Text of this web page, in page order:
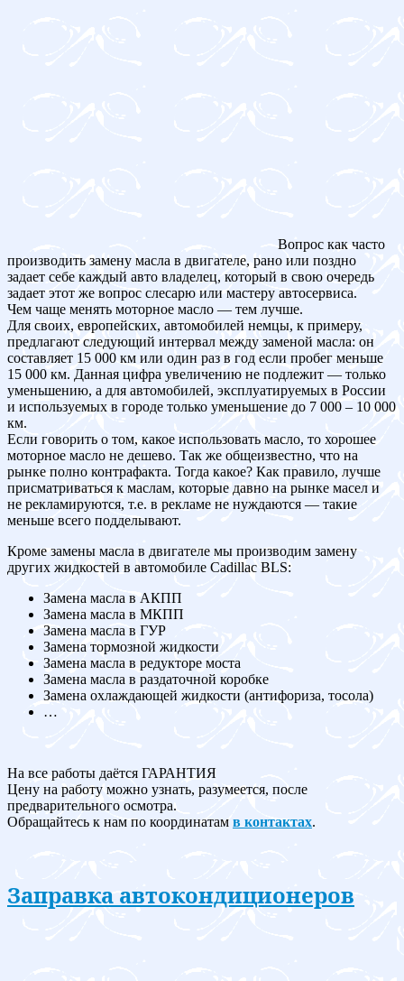
Вопрос как часто
производить замену масла в двигателе, рано или поздно
задает себе каждый авто владелец, который в свою очередь
задает этот же вопрос слесарю или мастеру автосервиса.
Чем чаще менять моторное масло — тем лучше.
Для своих, европейских, автомобилей немцы, к примеру,
предлагают следующий интервал между заменой масла: он
составляет 15 000 км или один раз в год если пробег меньше
15 000 км. Данная цифра увеличению не подлежит — только
уменьшению, а для автомобилей, эксплуатируемых в России
и используемых в городе только уменьшение до 7 000 – 10 000
км.
Если говорить о том, какое использовать масло, то хорошее
моторное масло не дешево. Так же общеизвестно, что на
рынке полно контрафакта. Тогда какое? Как правило, лучше
присматриваться к маслам, которые давно на рынке масел и
не рекламируются, т.е. в рекламе не нуждаются — такие
меньше всего подделывают.
Кроме замены масла в двигателе мы производим замену
других жидкостей в автомобиле Cadillac BLS:
Замена масла в АКПП
Замена масла в МКПП
Замена масла в ГУР
Замена тормозной жидкости
Замена масла в редукторе моста
Замена масла в раздаточной коробке
Замена охлаждающей жидкости (антифориза, тосола)
…
На все работы даётся ГАРАНТИЯ
Цену на работу можно узнать, разумеется, после
предварительного осмотра.
Обращайтесь к нам по координатам в контактах.
Заправка автокондиционеров